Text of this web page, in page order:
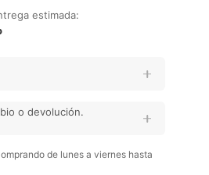
estimada:
o devolución.
de lunes a viernes hasta